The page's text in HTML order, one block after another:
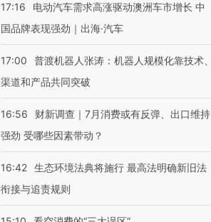
17:16
电动汽车需求高涨驱动澳洲车市增长 中
国品牌表现强劲｜出海·汽车
17:00
普渡机器人张涛：机器人规模化靠技术、
渠道和产品共同突破
16:56
财新调查｜7月消费或有反弹、出口维持
强劲 受哪些因素带动？
16:42 生态环境法典将施行 最高法明确新旧法
衔接与追责规则